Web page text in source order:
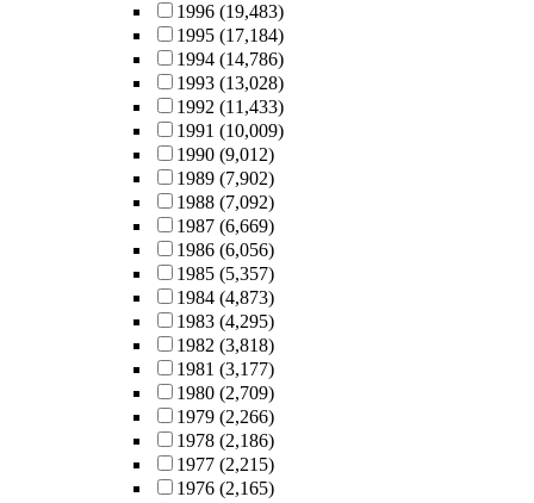
1996 (19,483)
1995 (17,184)
1994 (14,786)
1993 (13,028)
1992 (11,433)
1991 (10,009)
1990 (9,012)
1989 (7,902)
1988 (7,092)
1987 (6,669)
1986 (6,056)
1985 (5,357)
1984 (4,873)
1983 (4,295)
1982 (3,818)
1981 (3,177)
1980 (2,709)
1979 (2,266)
1978 (2,186)
1977 (2,215)
1976 (2,165)